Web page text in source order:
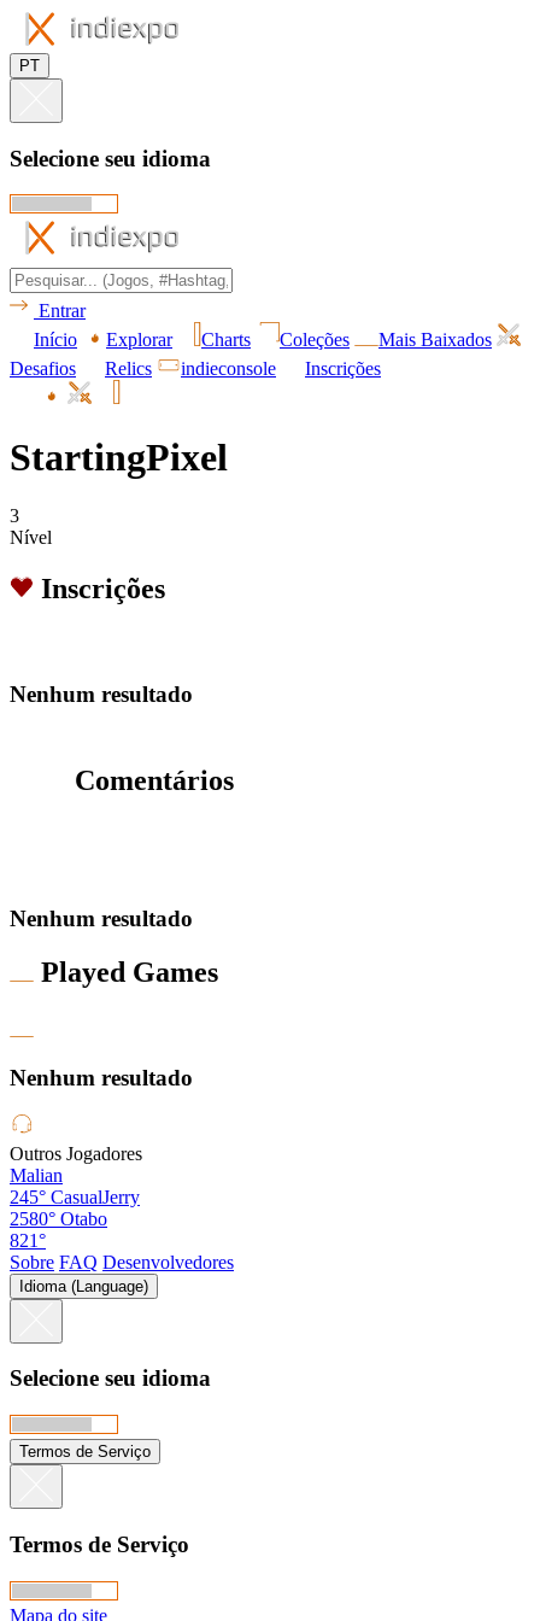
PT
Selecione seu idioma
Entrar
Início
Explorar Charts Coleções
Mais Baixados
Desafios
Relics indieconsole Inscrições
StartingPixel
3
Nível
Inscrições
Nenhum resultado
Comentários
Nenhum resultado
Played Games
Nenhum resultado
Outros Jogadores
Malian
245° CasualJerry
2580° Otabo
821°
Sobre FAQ Desenvolvedores
Idioma (Language)
Selecione seu idioma
Termos de Serviço
Termos de Serviço
Mapa do site